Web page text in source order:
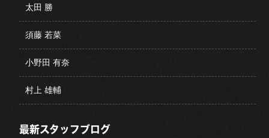
太田 勝
須藤 若菜
小野田 有奈
村上 雄輔
最新スタッフブログ